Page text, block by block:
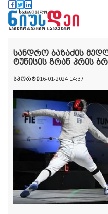
სანდრო ბაზაძის
ტუნისის გრან პრის
სპორტი16-01-2024 14:37